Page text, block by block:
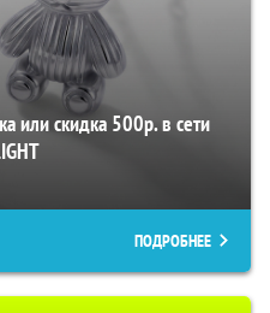
или скидка 500р. в сети
ПОДРОБНЕЕ